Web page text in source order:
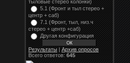
тыловые стерео колонки)
5.1 (Фронт и тыл стерео +
центр + саб)
7.1 (Фронт, тыл, низ.ч
стерео + центр +саб)
Другая конфигурация
Результаты|Архив опросов
Всего ответов:645